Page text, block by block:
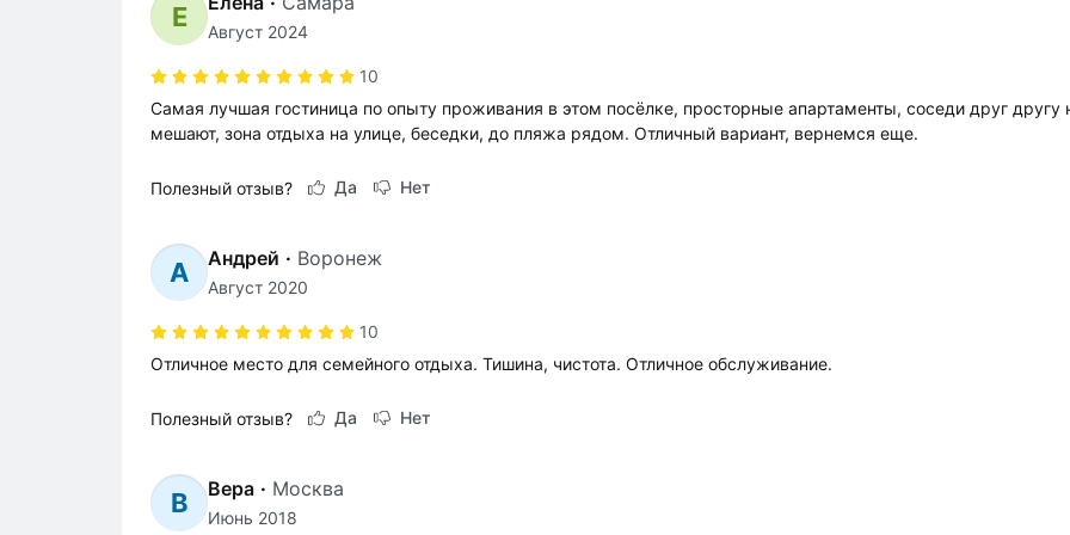
Е Август 2024
10
Самая лучшая гостиница по опыту проживания в этом посёлке, просторные апартаменты, соседи друг другу
мешают, зона отдыха на улице, беседки, до пляжа рядом. Отличный вариант, вернемся еще.
Полезный отзыв? Да Нет
А Андрей · Воронеж
Август 2020
10
Отличное место для семейного отдыха. Тишина, чистота. Отличное обслуживание.
Полезный отзыв? Да Нет
В Вера · Москва
Июнь 2018